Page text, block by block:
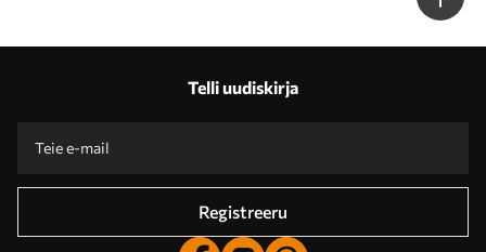
Telli uudiskirja
Registreeru